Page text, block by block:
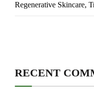
Regenerative Skincare,
RECENT